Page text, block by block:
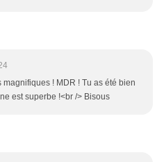
magnifiques ! MDR ! Tu as été bien
est superbe !<br /> Bisous